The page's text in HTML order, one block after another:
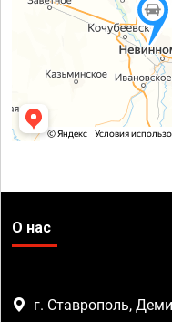
О нас
г. Ставрополь,